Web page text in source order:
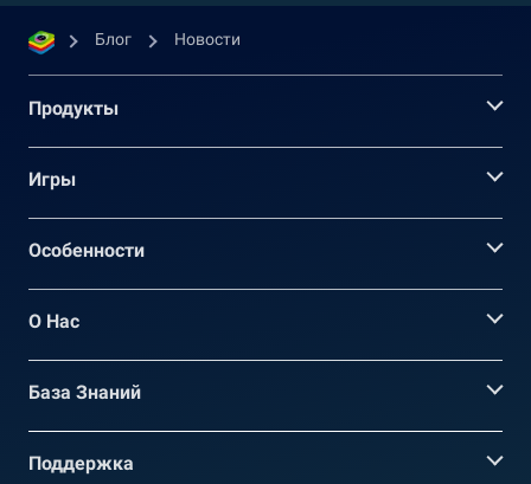
Блог Новости
Продукты
Игры
Oсобенности
О Нас
База Знаний
Поддержка